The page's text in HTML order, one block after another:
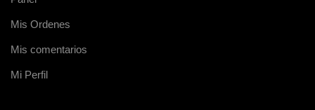
Mis Ordenes
Mis comentarios
Mi Perfil